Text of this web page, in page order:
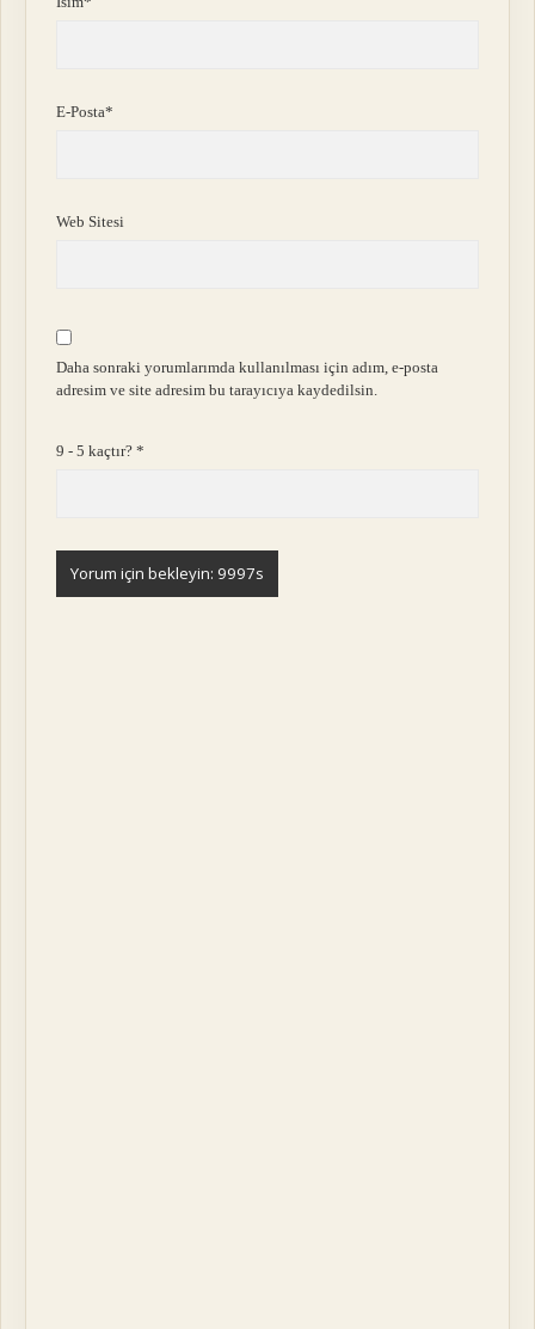
E-Posta*
Web Sitesi
Daha sonraki yorumlarımda kullanılması için adım, e-posta
adresim ve site adresim bu tarayıcıya kaydedilsin.
9 - 5 kaçtır?*